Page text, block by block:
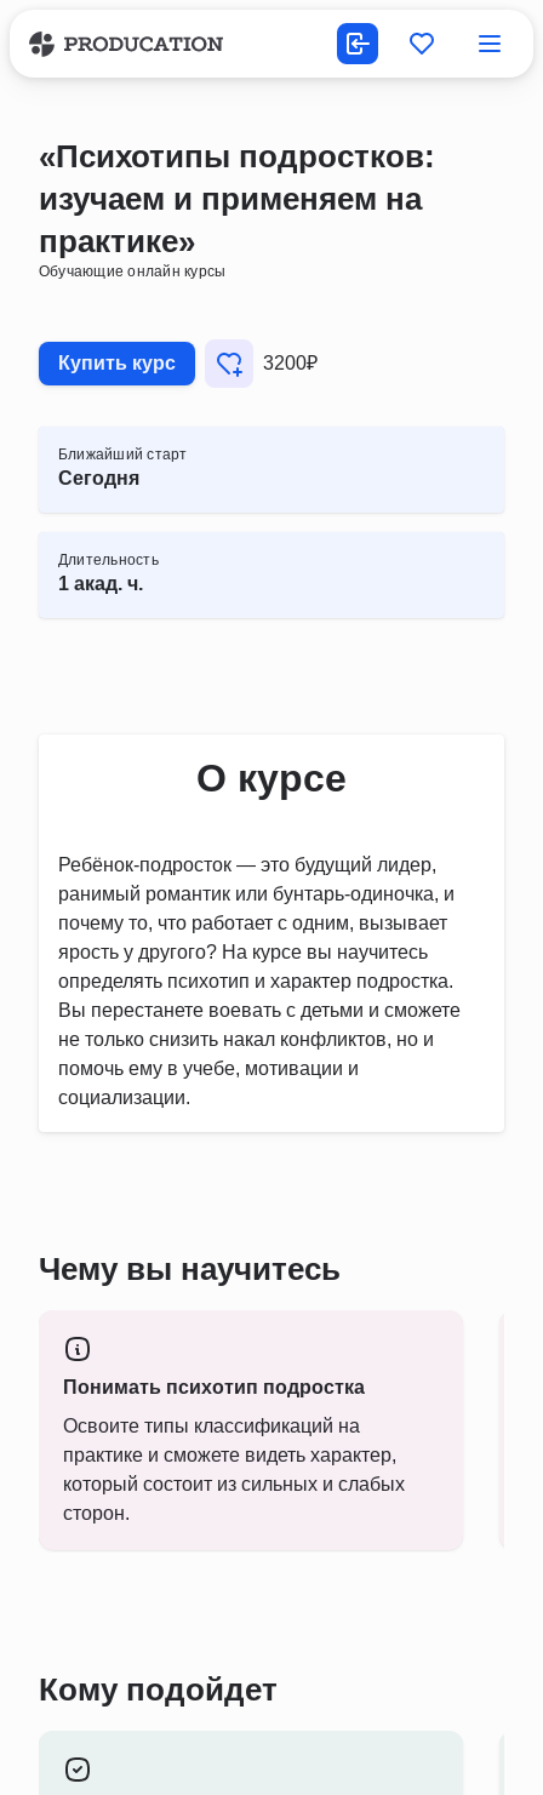
«Психотипы подростков:
изучаем и применяем на
практике»
Обучающие онлайн курсы
Купить курс 3200₽
Ближайший старт
Сегодня
Длительность
1 акад. ч.
О курсе
Ребёнок-подросток — это будущий лидер,
ранимый романтик или бунтарь-одиночка, и
почему то, что работает с одним, вызывает
ярость у другого? На курсе вы научитесь
определять психотип и характер подростка.
Вы перестанете воевать с детьми и сможете
не только снизить накал конфликтов, но и
помочь ему в учебе, мотивации и
социализации.
Чему вы научитесь
Понимать психотип подростка
Освоите типы классификаций на
практике и сможете видеть характер,
который состоит из сильных и слабых
сторон.
Кому подойдет